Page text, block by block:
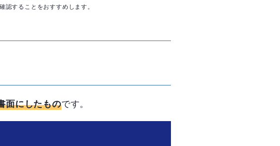
することをおすすめします。
面にしたものです。